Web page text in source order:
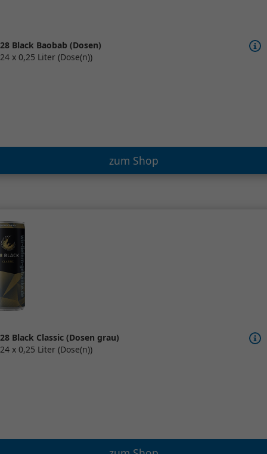
28 Black Baobab (Dosen)
24 x 0,25 Liter (Dose(n))
zum Shop
28 Black Classic (Dosen grau)
24 x 0,25 Liter (Dose(n))